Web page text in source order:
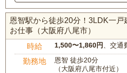
恩智駅から徒歩20分！3LDK一
お仕事（大阪府八尾市）
時給 1,500〜1,860円 、交
勤務地
恩智 徒歩20分
（大阪府八尾市付近）